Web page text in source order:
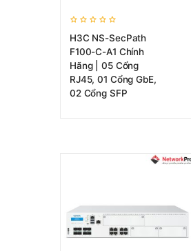
H3C NS-SecPath
F100-C-A1 Chính
Hãng | 05 Cổng
RJ45, 01 Cổng GbE,
02 Cổng SFP